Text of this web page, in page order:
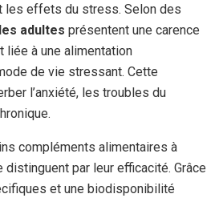
les effets du stress. Selon des
adultes présentent une carence
liée à une alimentation
de vie stressant. Cette
l’anxiété, les troubles du
compléments alimentaires à
par leur efficacité. Grâce
et une biodisponibilité